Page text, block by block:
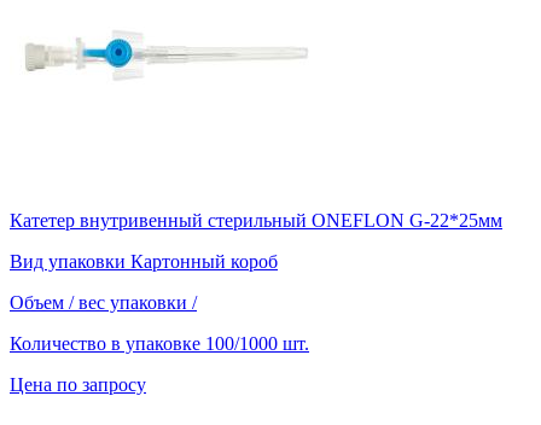
Катетер внутривенный стерильный ONEFLON G-22*25мм
Вид упаковки Картонный короб
Объем / вес упаковки /
Количество в упаковке 100/1000 шт.
Цена по запросу